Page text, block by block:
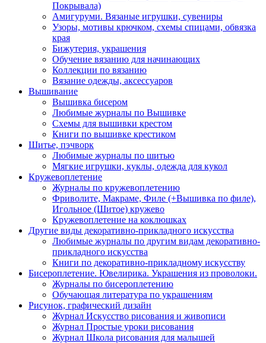
Покрывала)
Амигуруми. Вязаные игрушки, сувениры
Узоры, мотивы крючком, схемы спицами, обвязка
края
Бижутерия, украшения
Обучение вязанию для начинающих
Коллекции по вязанию
Вязание одежды, аксессуаров
Вышивание
Вышивка бисером
Любимые журналы по Вышивке
Схемы для вышивки крестом
Книги по вышивке крестиком
Шитье, пэчворк
Любимые журналы по шитью
Мягкие игрушки, куклы, одежда для кукол
Кружевоплетение
Журналы по кружевоплетению
Фриволите, Макраме, Филе (+Вышивка по филе),
Игольное (Шитое) кружево
Кружевоплетение на коклюшках
Другие виды декоративно-прикладного искусства
Любимые журналы по другим видам декоративно-
прикладного искусства
Книги по декоративно-прикладному искусству
Бисероплетение. Ювелирика. Украшения из проволоки.
Журналы по бисероплетению
Обучающая литература по украшениям
Рисунок, графический дизайн
Журнал Искусство рисования и живописи
Журнал Простые уроки рисования
Журнал Школа рисования для малышей